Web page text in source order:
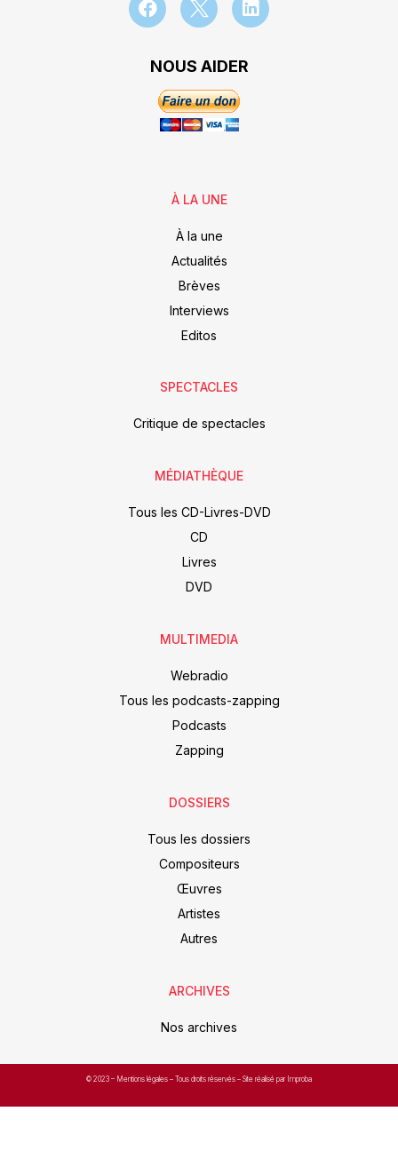
NOUS AIDER
À LA UNE
À la une
Actualités
Brèves
Interviews
Editos
SPECTACLES
Critique de spectacles
MÉDIATHÈQUE
Tous les CD-Livres-DVD
CD
Livres
DVD
MULTIMEDIA
Webradio
Tous les podcasts-zapping
Podcasts
Zapping
DOSSIERS
Tous les dossiers
Compositeurs
Œuvres
Artistes
Autres
ARCHIVES
Nos archives
© 2023 – Mentions légales – Tous droits réservés – Site réalisé par Improba